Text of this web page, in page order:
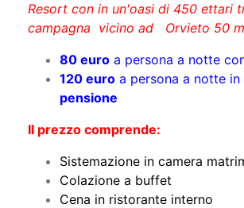
Resort con in un'oasi di 450 ettari
campagna vicino ad Orvieto 50
80 euro a persona a notte
120 euro a persona a notte in
pensione
Il prezzo comprende:
Sistemazione in camera
Colazione a buffet
Cena in ristorante interno